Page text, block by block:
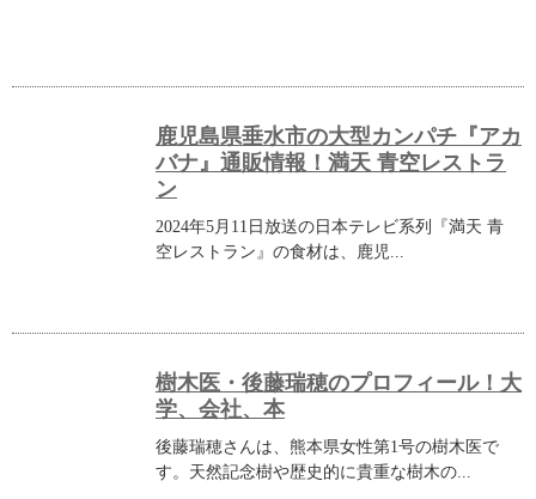
鹿児島県垂水市の大型カンパチ『アカ
バナ』通販情報！満天 青空レストラ
ン
2024年5月11日放送の日本テレビ系列『満天 青
空レストラン』の食材は、鹿児...
樹木医・後藤瑞穂のプロフィール！大
学、会社、本
後藤瑞穂さんは、熊本県女性第1号の樹木医で
す。天然記念樹や歴史的に貴重な樹木の...